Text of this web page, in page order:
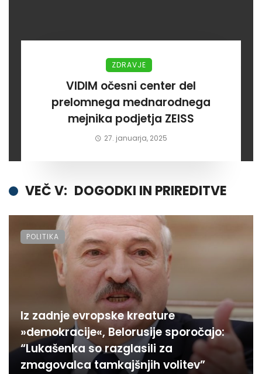
ZDRAVJE
VIDIM očesni center del
prelomnega mednarodnega
mejnika podjetja ZEISS
27. januarja, 2025
VEČ V: DOGODKI IN PRIREDITVE
Iz zadnje evropske kreature
»demokracije«, Belorusije sporočajo:
“Lukašenka so razglasili za
zmagovalca tamkajšnjih volitev”
POLITIKA